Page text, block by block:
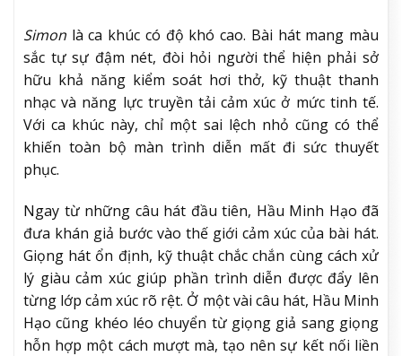
Simon là ca khúc có độ khó cao. Bài hát mang màu
sắc tự sự đậm nét, đòi hỏi người thể hiện phải sở
hữu khả năng kiểm soát hơi thở, kỹ thuật thanh
nhạc và năng lực truyền tải cảm xúc ở mức tinh tế.
Với ca khúc này, chỉ một sai lệch nhỏ cũng có thể
khiến toàn bộ màn trình diễn mất đi sức thuyết
phục.
Ngay từ những câu hát đầu tiên, Hầu Minh Hạo đã
đưa khán giả bước vào thế giới cảm xúc của bài hát.
Giọng hát ổn định, kỹ thuật chắc chắn cùng cách xử
lý giàu cảm xúc giúp phần trình diễn được đẩy lên
từng lớp cảm xúc rõ rệt. Ở một vài câu hát, Hầu Minh
Hạo cũng khéo léo chuyển từ giọng giả sang giọng
hỗn hợp một cách mượt mà, tạo nên sự kết nối liền